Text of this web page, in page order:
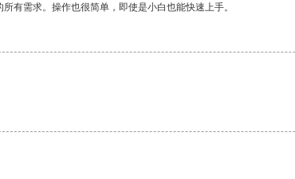
有需求。操作也很简单，即使是小白也能快速上手。